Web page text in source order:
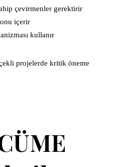
çevirmenler gerektirir
içerir
kullanır
projelerde kritik öneme